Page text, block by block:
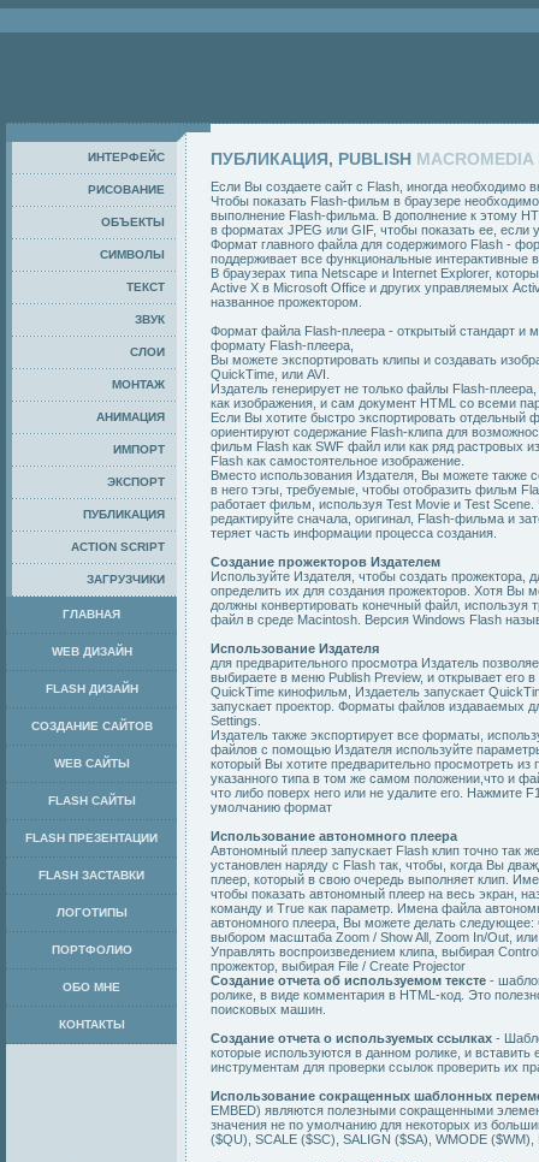
ИНТЕРФЕЙС
РИСОВАНИЕ
ОБЪЕКТЫ
СИМВОЛЫ
ТЕКСТ
ЗВУК
СЛОИ
МОНТАЖ
АНИМАЦИЯ
ИМПОРТ
ЭКСПОРТ
ПУБЛИКАЦИЯ
ACTION SCRIPT
ЗАГРУЗЧИКИ
ГЛАВНАЯ
WEB ДИЗАЙН
FLASH ДИЗАЙН
СОЗДАНИЕ САЙТОВ
WEB САЙТЫ
FLASH САЙТЫ
FLASH ПРЕЗЕНТАЦИИ
FLASH ЗАСТАВКИ
ЛОГОТИПЫ
ПОРТФОЛИО
ОБО МНЕ
КОНТАКТЫ
ПУБЛИКАЦИЯ, PUBLISH
Если Вы создаете сайт с Flash, иногда необходимо
Чтобы показать Flash-фильм в браузере
выполнение Flash-фильма. В дополнение к этому
в форматах JPEG или GIF, чтобы показать ее, если
Формат главного файла для содержимого Flash -
поддерживает все функциональные
В браузерах типа Netscape и Internet Explorer,
Active X в Microsoft Office и других управляемых
названное прожектором.
Формат файла Flash-плеера - открытый стандарт и
формату Flash-плеера,
Вы можете экспортировать клипы и создавать
QuickTime, или AVI.
Издатель генерирует не только файлы Flash-
как изображения, и сам документ HTML со всеми
Если Вы хотите быстро экспортировать отдельный
ориентируют содержание Flash-клипа для
фильм Flash как SWF файл или как ряд растровых
Flash как самостоятельное изображение.
Вместо использования Издателя, Вы можете также
в него тэгы, требуемые, чтобы отобразить фильм
работает фильм, используя Test Movie и Test
редактируйте сначала, оригинал, Flash-фильма и
теряет часть информации процесса создания.
Создание прожекторов Издателем
Используйте Издателя, чтобы создать прожектора,
определить их для создания прожекторов. Хотя Вы
должны конвертировать конечный файл, используя
файл в среде Macintosh. Версия Windows Flash
Использование Издателя
для предварительного просмотра Издатель
выбираете в меню Publish Preview, и открывает его
QuickTime кинофильм, Издаетель запускает
запускает проектор. Форматы файлов издаваемых
Settings.
Издатель также экспортирует все форматы,
файлов с помощью Издателя используйте
который Вы хотите предварительно просмотреть
указанного типа в том же самом положении,что и
что либо поверх него или не удалите его. Нажмите
умолчанию формат
Использование автономного плеера
Автономный плеер запускает Flash клип точно так
установлен наряду с Flash так, чтобы, когда Вы
плеер, который в свою очередь выполняет клип.
чтобы показать автономный плеер на весь экран,
команду и True как параметр. Имена файла
автономного плеера, Вы можете делать
выбором масштаба Zoom / Show All, Zoom In/Out,
Управлять воспроизведением клипа, выбирая
прожектор, выбирая File / Create Projector
Создание отчета об используемом тексте -
ролике, в виде комментария в HTML-код. Это
поисковых машин.
Создание отчета о используемых ссылках -
которые используются в данном ролике, и
инструментам для проверки ссылок проверить их
Использование сокращенных шаблонных
EMBED) являются полезными сокращенными
значения не по умолчанию для некоторых из
($QU), SCALE ($SC), SALIGN ($SA), WMODE